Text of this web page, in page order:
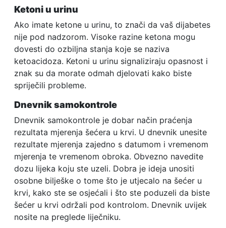
Ketoni u urinu
Ako imate ketone u urinu, to znači da vaš dijabetes
nije pod nadzorom. Visoke razine ketona mogu
dovesti do ozbiljna stanja koje se naziva
ketoacidoza. Ketoni u urinu signaliziraju opasnost i
znak su da morate odmah djelovati kako biste
spriječili probleme.
Dnevnik samokontrole
Dnevnik samokontrole je dobar način praćenja
rezultata mjerenja šećera u krvi. U dnevnik unesite
rezultate mjerenja zajedno s datumom i vremenom
mjerenja te vremenom obroka. Obvezno navedite
dozu lijeka koju ste uzeli. Dobra je ideja unositi
osobne bilješke o tome što je utjecalo na šećer u
krvi, kako ste se osjećali i što ste poduzeli da biste
šećer u krvi održali pod kontrolom. Dnevnik uvijek
nosite na preglede liječniku.